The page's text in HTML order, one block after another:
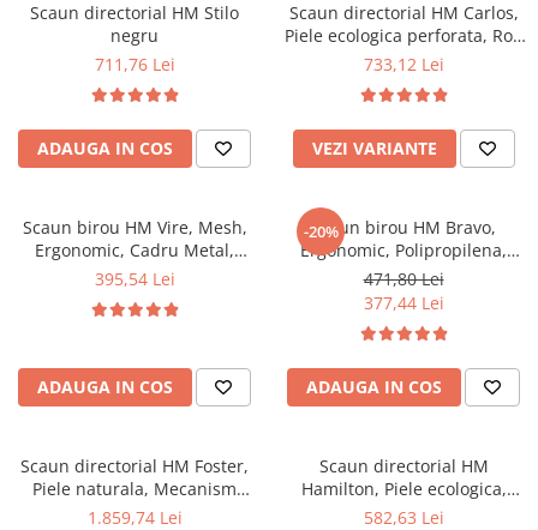
Mese gradinita
Scaune gradinita
Set mese si scaune gradinita
Mobila camera copii
Saltele patuturi copii
Paturi copii
Masa si scaune gradinita
Seturi comode living si dormitor
Scaun directorial HM Stilo
negru
711,76 Lei
ADAUGA IN COS
Scaun directorial HM Carlos,
Piele ecologica perforata, Roti
cauciucate, Inaltime
multiblock, 136 Kg, Bej
733,12 Lei
VEZI VARIANTE
Scaun birou HM Vire, Mesh,
Ergonomic, Cadru Metal,
Tetiera cu piele ecologica,
balansare, 100 Kg, Negru
395,54 Lei
ADAUGA IN COS
-20%
Scaun birou HM Bravo,
Ergonomic, Polipropilena,
Stofa, Inaltime ajustabila, 90
kg, Negru
471,80 Lei
377,44 Lei
ADAUGA IN COS
Scaun directorial HM Foster,
Piele naturala, Mecanism
Multiblock, Suport lombar,
1.859,74 Lei
Scaun directorial HM
Hamilton, Piele ecologica,
Inaltime ajustabila, Mecanism
582,63 Lei